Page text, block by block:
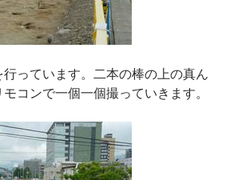
っています。二本の棒の上の真ん
コンで一個一個撮っていきます。